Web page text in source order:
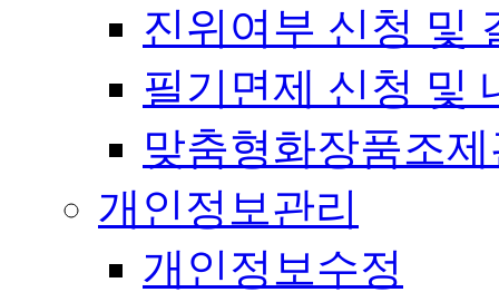
진위여부 신청 및
필기면제 신청 및
맞춤형화장품조
개인정보관리
개인정보수정